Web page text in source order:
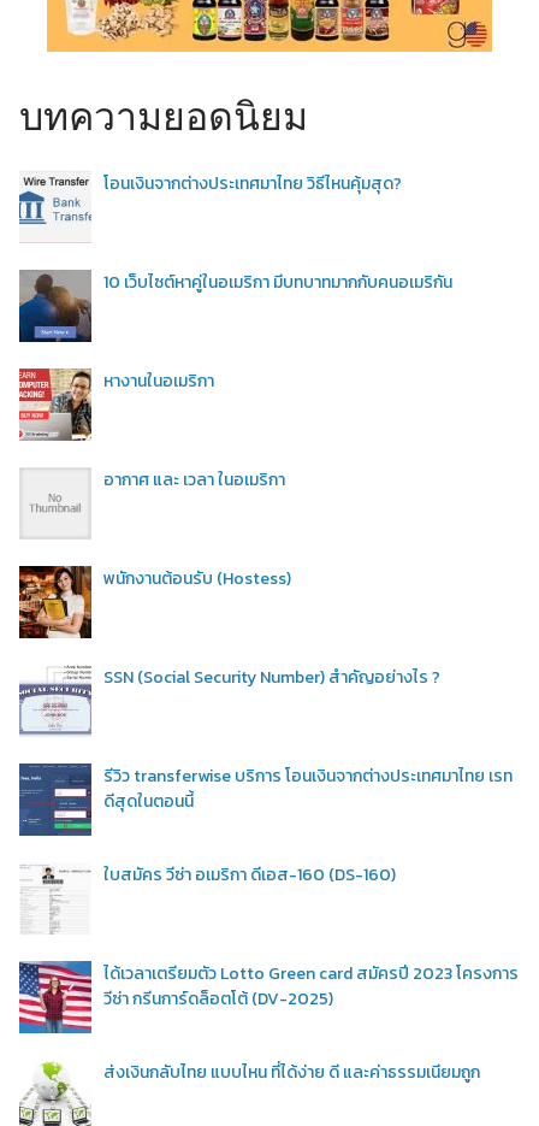
บทความยอดนิยม
โอนเงินจากต่างประเทศมาไทย วิธีไหนคุ้มสุด?
10 เว็บไซต์หาคู่ในอเมริกา มีบทบาทมากกับคนอเมริกัน
หางานในอเมริกา
อากาศ และ เวลา ในอเมริกา
พนักงานต้อนรับ (Hostess)
SSN (Social Security Number) สำคัญอย่างไร ?
รีวิว transferwise บริการ โอนเงินจากต่างประเทศมาไทย เรท
ดีสุดในตอนนี้
ใบสมัคร วีซ่า อเมริกา ดีเอส-160 (DS-160)
ได้เวลาเตรียมตัว Lotto Green card สมัครปี 2023 โครงการ
วีซ่า กรีนการ์ดล็อตโต้ (DV-2025)
ส่งเงินกลับไทย แบบไหน ที่ได้ง่าย ดี และค่าธรรมเนียมถูก